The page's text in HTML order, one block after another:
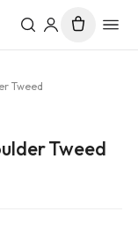
Tweed
Tweed